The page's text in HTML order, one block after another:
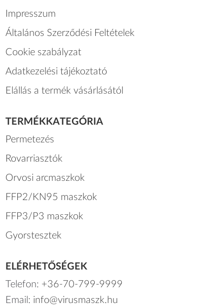
Impresszum
Általános Szerződési Feltételek
Cookie szabályzat
Adatkezelési tájékoztató
Elállás a termék vásárlásától
TERMÉKKATEGÓRIA
Permetezés
Rovarriasztók
Orvosi arcmaszkok
FFP2/KN95 maszkok
FFP3/P3 maszkok
Gyorstesztek
ELÉRHETŐSÉGEK
Telefon: +36-70-799-9999
Email: info@virusmaszk.hu